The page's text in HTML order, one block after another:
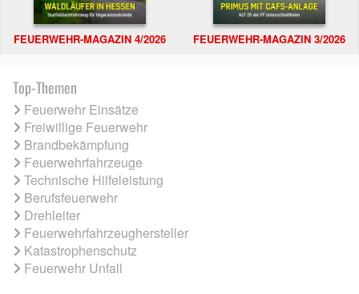
FEUERWEHR-MAGAZIN 4/2026 FEUERWEHR-MAGAZIN 3/2026
Top-Themen
Feuerwehr Einsätze
Freiwillige Feuerwehr
Brandbekämpfung
Feuerwehrfahrzeuge
Technische Hilfeleistung
Berufsfeuerwehr
Drehleiter
Feuerwehrfahrzeughersteller
Katastrophenschutz
Feuerwehr Unfall